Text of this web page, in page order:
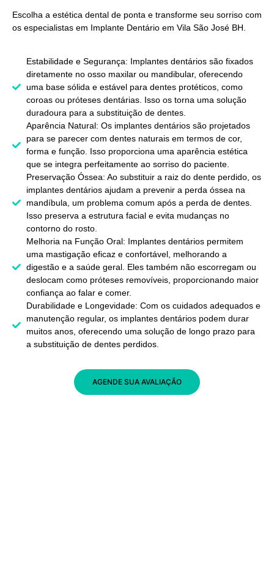
Escolha a estética dental de ponta e transforme seu sorriso com
os especialistas em Implante Dentário em Vila São José BH
Estabilidade e Segurança: Implantes dentários são fixados
diretamente no osso maxilar ou mandibular, oferecendo
uma base sólida e estável para dentes protéticos, como
coroas ou próteses dentárias. Isso os torna uma solução
duradoura para a substituição de dentes.
Aparência Natural: Os implantes dentários são projetados
para se parecer com dentes naturais em termos de cor,
forma e função. Isso proporciona uma aparência estética
que se integra perfeitamente ao sorriso do paciente.
Preservação Óssea: Ao substituir a raiz do dente perdido, os
implantes dentários ajudam a prevenir a perda óssea na
mandíbula, um problema comum após a perda de dentes.
Isso preserva a estrutura facial e evita mudanças no
contorno do rosto.
Melhoria na Função Oral: Implantes dentários permitem
uma mastigação eficaz e confortável, melhorando a
digestão e a saúde geral. Eles também não escorregam ou
deslocam como próteses removíveis, proporcionando maior
confiança ao falar e comer.
Durabilidade e Longevidade: Com os cuidados adequados e
manutenção regular, os implantes dentários podem durar
muitos anos, oferecendo uma solução de longo prazo para
a substituição de dentes perdidos.
AGENDE SUA AVALIAÇÃO